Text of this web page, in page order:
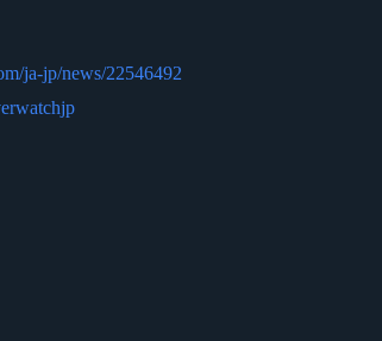
ja-jp/news/22546492